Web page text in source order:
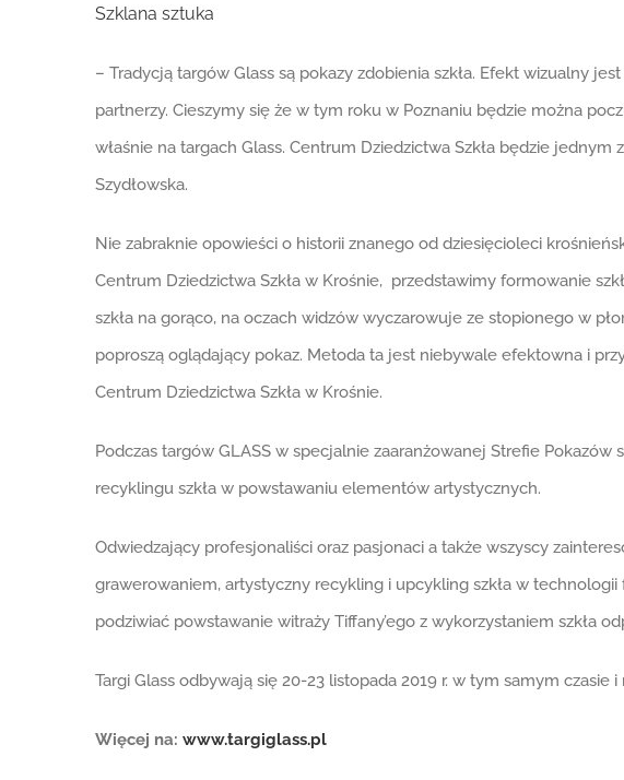
Szklana sztuka
– Tradycją targów Glass są pokazy zdobienia szkła. Efekt wizualny
partnerzy. Cieszymy się że w tym roku w Poznaniu będzie można
właśnie na targach Glass. Centrum Dziedzictwa Szkła będzie
Szydłowska.
Nie zabraknie opowieści o historii znanego od dziesięcioleci
Centrum Dziedzictwa Szkła w Krośnie, przedstawimy formowanie
szkła na gorąco, na oczach widzów wyczarowuje ze stopionego w
poproszą oglądający pokaz. Metoda ta jest niebywale efektowna i
Centrum Dziedzictwa Szkła w Krośnie.
Podczas targów GLASS w specjalnie zaaranżowanej Strefie
recyklingu szkła w powstawaniu elementów artystycznych.
Odwiedzający profesjonaliści oraz pasjonaci a także wszyscy
grawerowaniem, artystyczny recykling i upcykling szkła w
podziwiać powstawanie witraży Tiffany’ego z wykorzystaniem szkła
Targi Glass odbywają się 20-23 listopada 2019 r. w tym samym
Więcej na: www.targiglass.pl